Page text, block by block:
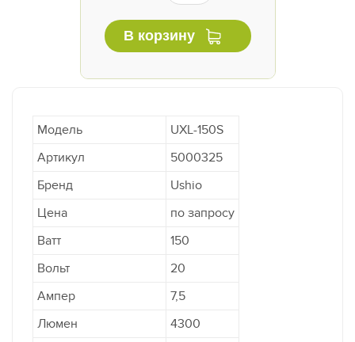
В корзину
Модель
UXL-150S
Артикул
5000325
Бренд
Ushio
Цена
по запросу
Ватт
150
Вольт
20
Ампер
7,5
Люмен
4300